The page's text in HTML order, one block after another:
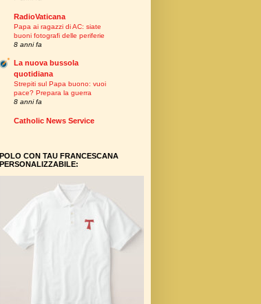
RadioVaticana
Papa ai ragazzi di AC: siate
buoni fotografi delle periferie
8 anni fa
La nuova bussola
quotidiana
Strepiti sul Papa buono: vuoi
pace? Prepara la guerra
8 anni fa
Catholic News Service
POLO CON TAU FRANCESCANA
PERSONALIZZABILE: